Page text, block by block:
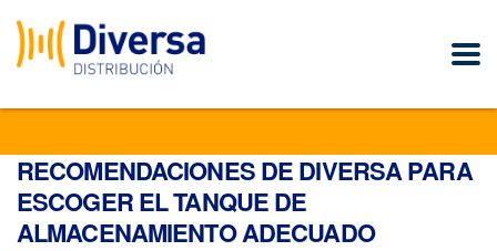
RECOMENDACIONES DE DIVERSA PARA
ESCOGER EL TANQUE DE
ALMACENAMIENTO ADECUADO